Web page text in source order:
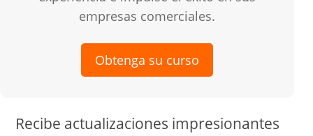
empresas comerciales.
Obtenga su curso
Recibe actualizaciones impresionantes